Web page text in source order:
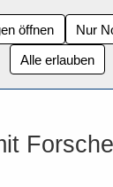
öffnen
Nur
Alle erlauben